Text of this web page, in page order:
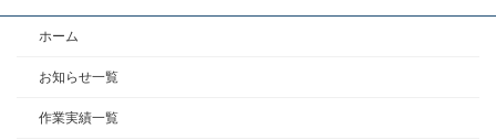
ホーム
お知らせ一覧
作業実績一覧